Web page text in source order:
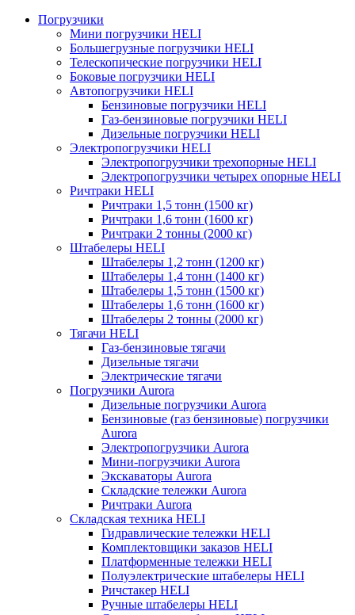
Погрузчики
Мини погрузчики HELI
Большегрузные погрузчики HELI
Телескопические погрузчики HELI
Боковые погрузчики HELI
Автопогрузчики HELI
Бензиновые погрузчики HELI
Газ-бензиновые погрузчики HELI
Дизельные погрузчики HELI
Электропогрузчики HELI
Электропогрузчики трехопорные HELI
Электропогрузчики четырех опорные HELI
Ричтраки HELI
Ричтраки 1,5 тонн (1500 кг)
Ричтраки 1,6 тонн (1600 кг)
Ричтраки 2 тонны (2000 кг)
Штабелеры HELI
Штабелеры 1,2 тонн (1200 кг)
Штабелеры 1,4 тонн (1400 кг)
Штабелеры 1,5 тонн (1500 кг)
Штабелеры 1,6 тонн (1600 кг)
Штабелеры 2 тонны (2000 кг)
Тягачи HELI
Газ-бензиновые тягачи
Дизельные тягачи
Электрические тягачи
Погрузчики Aurora
Дизельные погрузчики Aurora
Бензиновые (газ бензиновые) погрузчики
Aurora
Электропогрузчики Aurora
Мини-погрузчики Aurora
Экскаваторы Aurora
Складские тележки Aurora
Ричтраки Aurora
Складская техника HELI
Гидравлические тележки HELI
Комплектовщики заказов HELI
Платформенные тележки HELI
Полуэлектрические штабелеры HELI
Ричстакер HELI
Ручные штабелеры HELI